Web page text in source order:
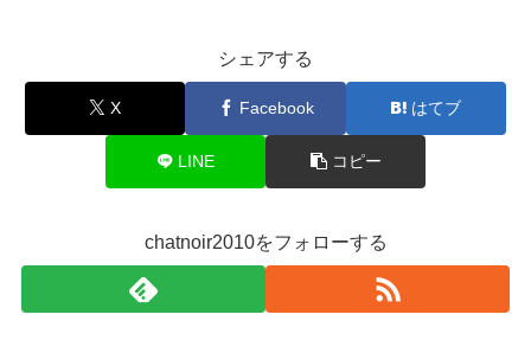
シェアする
X Facebook はてブ
LINE コピー
chatnoir2010をフォローする